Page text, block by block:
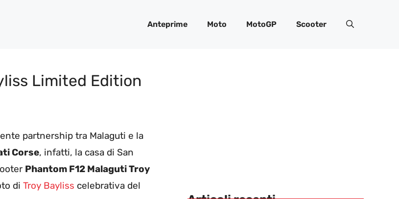
Anteprime Moto MotoGP Scooter
Limited Edition
partnership tra Malaguti e la
Corse, infatti, la casa di San
Phantom F12 Malaguti Troy
di Troy Bayliss celebrativa del